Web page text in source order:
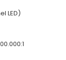
LED)